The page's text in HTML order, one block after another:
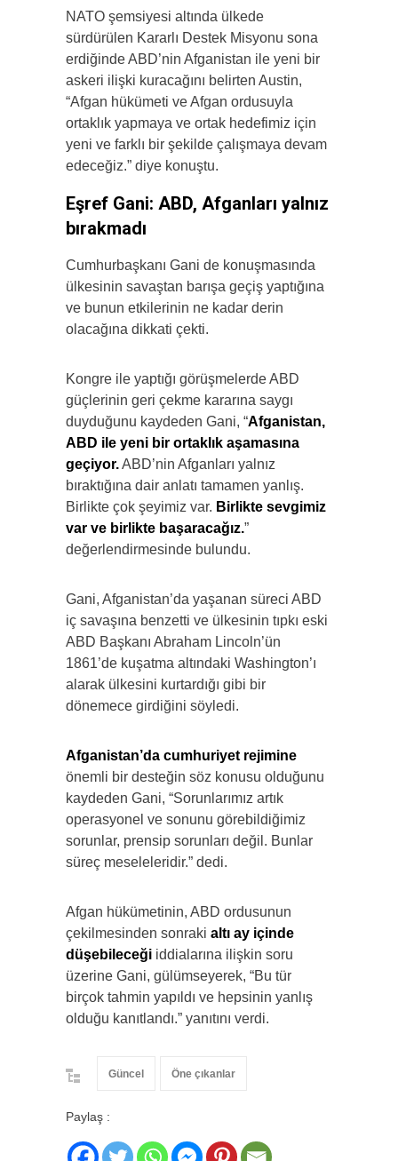
NATO şemsiyesi altında ülkede
sürdürülen Kararlı Destek Misyonu sona
erdiğinde ABD’nin Afganistan ile yeni bir
askeri ilişki kuracağını belirten Austin,
“Afgan hükümeti ve Afgan ordusuyla
ortaklık yapmaya ve ortak hedefimiz için
yeni ve farklı bir şekilde çalışmaya devam
edeceğiz.” diye konuştu.
Eşref Gani: ABD, Afganları yalnız
bırakmadı
Cumhurbaşkanı Gani de konuşmasında
ülkesinin savaştan barışa geçiş yaptığına
ve bunun etkilerinin ne kadar derin
olacağına dikkati çekti.
Kongre ile yaptığı görüşmelerde ABD
güçlerinin geri çekme kararına saygı
duyduğunu kaydeden Gani, “Afganistan,
ABD ile yeni bir ortaklık aşamasına
geçiyor.ABD’nin Afganları yalnız
bıraktığına dair anlatı tamamen yanlış.
Birlikte çok şeyimiz var. Birlikte sevgimiz
var ve birlikte başaracağız.”
değerlendirmesinde bulundu.
Gani, Afganistan’da yaşanan süreci ABD
iç savaşına benzetti ve ülkesinin tıpkı eski
ABD Başkanı Abraham Lincoln’ün
1861’de kuşatma altındaki Washington’ı
alarak ülkesini kurtardığı gibi bir
dönemece girdiğini söyledi.
Afganistan’da cumhuriyet rejimine
önemli bir desteğin söz konusu olduğunu
kaydeden Gani, “Sorunlarımız artık
operasyonel ve sonunu görebildiğimiz
sorunlar, prensip sorunları değil. Bunlar
süreç meseleleridir.” dedi.
Afgan hükümetinin, ABD ordusunun
çekilmesinden sonraki altı ay içinde
düşebileceği iddialarına ilişkin soru
üzerine Gani, gülümseyerek, “Bu tür
birçok tahmin yapıldı ve hepsinin yanlış
olduğu kanıtlandı.” yanıtını verdi.
Güncel Öne çıkanlar
Paylaş :